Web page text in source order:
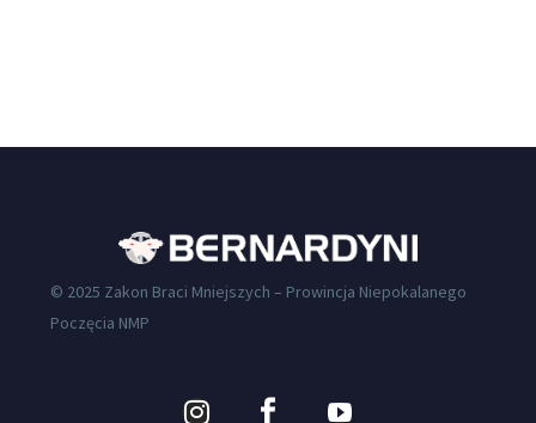
© 2025 Zakon Braci Mniejszych – Prowincja Niepokalanego
Poczęcia NMP